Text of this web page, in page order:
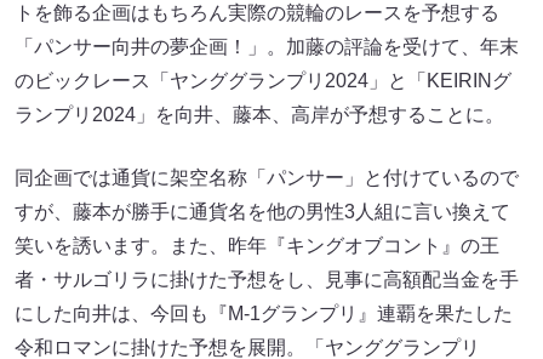
トを飾る企画はもちろん実際の競輪のレースを予想する
「パンサー向井の夢企画！」。加藤の評論を受けて、年末
のビックレース「ヤンググランプリ2024」と「KEIRINグ
ランプリ2024」を向井、藤本、高岸が予想することに。
同企画では通貨に架空名称「パンサー」と付けているので
すが、藤本が勝手に通貨名を他の男性3人組に言い換えて
笑いを誘います。また、昨年『キングオブコント』の王
者・サルゴリラに掛けた予想をし、見事に高額配当金を手
にした向井は、今回も『M-1グランプリ』連覇を果たした
令和ロマンに掛けた予想を展開。「ヤンググランプリ